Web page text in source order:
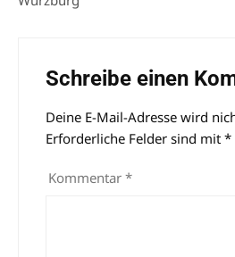
Schreibe einen
Deine E-Mail-Adresse wird
Erforderliche Felder sind mit *
Kommentar *
Alternative: